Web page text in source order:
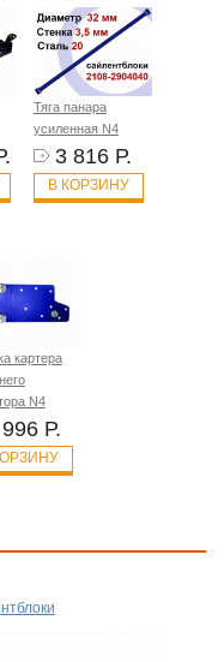
Тяга панара
усиленная N4
3 816 Р.
В КОРЗИНУ
картера
N4
Р.